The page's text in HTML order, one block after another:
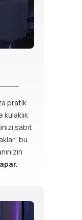
pratik
kulaklık
sabit
bu